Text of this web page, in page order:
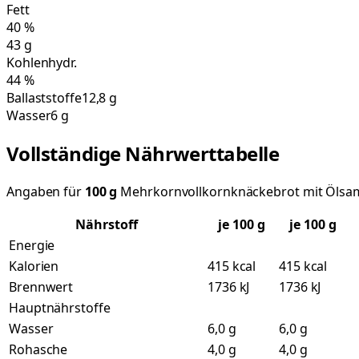
Fett
40%
43g
Kohlenhydr.
44%
Ballaststoffe12,8 g
Wasser6 g
Vollständige Nährwerttabelle
Angaben für 100g Mehrkornvollkornknäckebrot mit
Nährstoff
je 100g
je 100 g
Energie
Kalorien
415 kcal
415 kcal
Brennwert
1736 kJ
1736 kJ
Hauptnährstoffe
Wasser
6,0 g
6,0 g
Rohasche
4,0 g 4,0 g